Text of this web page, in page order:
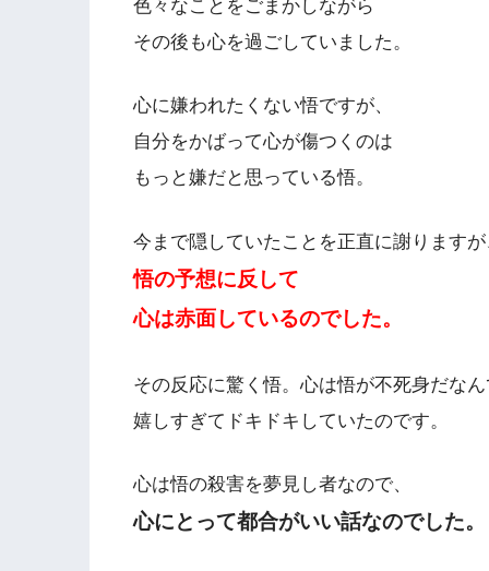
色々なことをごまかしながら
その後も心を過ごしていました。
心に嫌われたくない悟ですが、
自分をかばって心が傷つくのは
もっと嫌だと思っている悟。
今まで隠していたことを正直に謝ります
悟の予想に反して
心は赤面しているのでした。
その反応に驚く悟。心は悟が不死身だな
嬉しすぎてドキドキしていたのです。
心は悟の殺害を夢見し者なので、
心にとって都合がいい話なのでした。